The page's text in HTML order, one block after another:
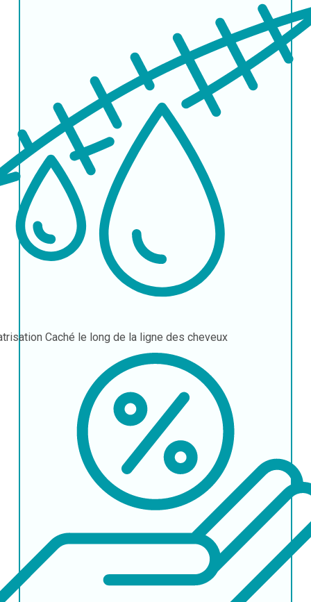
Caché le long de la ligne des cheveux